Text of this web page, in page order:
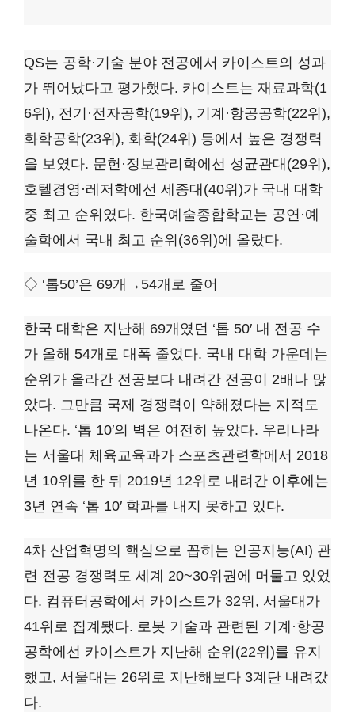
QS는 공학·기술 분야 전공에서 카이스트의 성과
가 뛰어났다고 평가했다. 카이스트는 재료과학(1
6위), 전기·전자공학(19위), 기계·항공공학(22위),
화학공학(23위), 화학(24위) 등에서 높은 경쟁력
을 보였다. 문헌·정보관리학에선 성균관대(29위),
호텔경영·레저학에선 세종대(40위)가 국내 대학
중 최고 순위였다. 한국예술종합학교는 공연·예
술학에서 국내 최고 순위(36위)에 올랐다.
◇ ‘톱50’은 69개→54개로 줄어
한국 대학은 지난해 69개였던 ‘톱 50′ 내 전공 수
가 올해 54개로 대폭 줄었다. 국내 대학 가운데는
순위가 올라간 전공보다 내려간 전공이 2배나 많
았다. 그만큼 국제 경쟁력이 약해졌다는 지적도
나온다. ‘톱 10′의 벽은 여전히 높았다. 우리나라
는 서울대 체육교육과가 스포츠관련학에서 2018
년 10위를 한 뒤 2019년 12위로 내려간 이후에는
3년 연속 ‘톱 10′ 학과를 내지 못하고 있다.
4차 산업혁명의 핵심으로 꼽히는 인공지능(AI) 관
련 전공 경쟁력도 세계 20~30위권에 머물고 있었
다. 컴퓨터공학에서 카이스트가 32위, 서울대가
41위로 집계됐다. 로봇 기술과 관련된 기계·항공
공학에선 카이스트가 지난해 순위(22위)를 유지
했고, 서울대는 26위로 지난해보다 3계단 내려갔
다.